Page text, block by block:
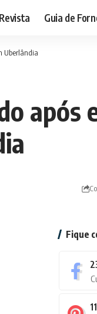
Revista Guia de
Uberlândia
após
Fique